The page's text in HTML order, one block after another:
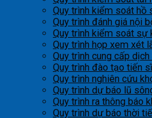
Quy trình kiểm soát hồ
Quy trình đánh giá nội
Quy trình kiểm soát sự
Quy trình họp xem xét
Quy trình cung cấp
Quy trình đào tạo tiến sĩ
Quy trình nghiên cứu
Quy trình dự báo lũ
Quy trình ra thông báo
Quy trình dự báo thời